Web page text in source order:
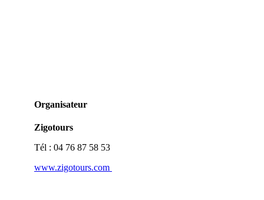
Organisateur
Zigotours
Tél : 04 76 87 58 53
www.zigotours.com